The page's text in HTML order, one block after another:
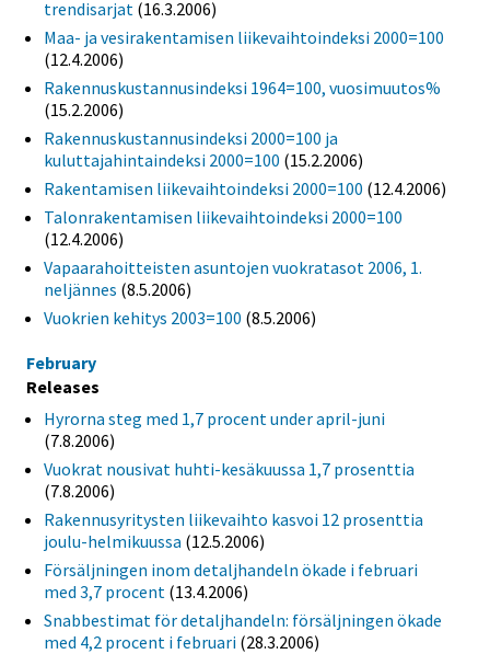
trendisarjat (16.3.2006)
Maa- ja vesirakentamisen liikevaihtoindeksi 2000=100
(12.4.2006)
Rakennuskustannusindeksi 1964=100, vuosimuutos%
(15.2.2006)
Rakennuskustannusindeksi 2000=100 ja
kuluttajahintaindeksi 2000=100 (15.2.2006)
Rakentamisen liikevaihtoindeksi 2000=100 (12.4.2006)
Talonrakentamisen liikevaihtoindeksi 2000=100
(12.4.2006)
Vapaarahoitteisten asuntojen vuokratasot 2006, 1.
neljännes (8.5.2006)
Vuokrien kehitys 2003=100 (8.5.2006)
February
Releases
Hyrorna steg med 1,7 procent under april-juni
(7.8.2006)
Vuokrat nousivat huhti-kesäkuussa 1,7 prosenttia
(7.8.2006)
Rakennusyritysten liikevaihto kasvoi 12 prosenttia
joulu-helmikuussa (12.5.2006)
Försäljningen inom detaljhandeln ökade i februari
med 3,7 procent (13.4.2006)
Snabbestimat för detaljhandeln: försäljningen ökade
med 4,2 procent i februari (28.3.2006)